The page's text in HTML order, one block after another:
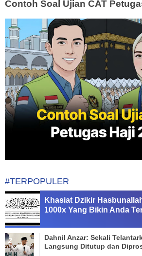
Contoh Soal Ujian CAT
#TERPOPULER
Khasiat Dzikir
1000x Yang Bikin Anda
Dahnil Anzar: Sekali
Langsung Ditutup dan